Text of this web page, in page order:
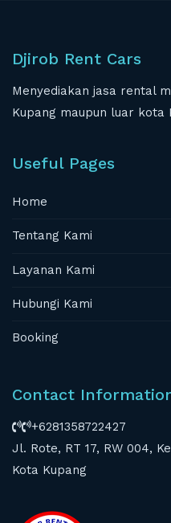
Djirob Rent Cars
Menyediakan jasa rental
Kupang maupun luar kota
Useful Pages
Home
Tentang Kami
Layanan Kami
Hubungi Kami
Booking
Contact
+6281358722427
Jl. Rote, RT 17, RW 004,
Kota Kupang